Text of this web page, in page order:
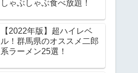
しゃぶしゃぶ食べ放題！
【2022年版】超ハイレベ
ル！群馬県のオススメ二郎
系ラーメン25選！